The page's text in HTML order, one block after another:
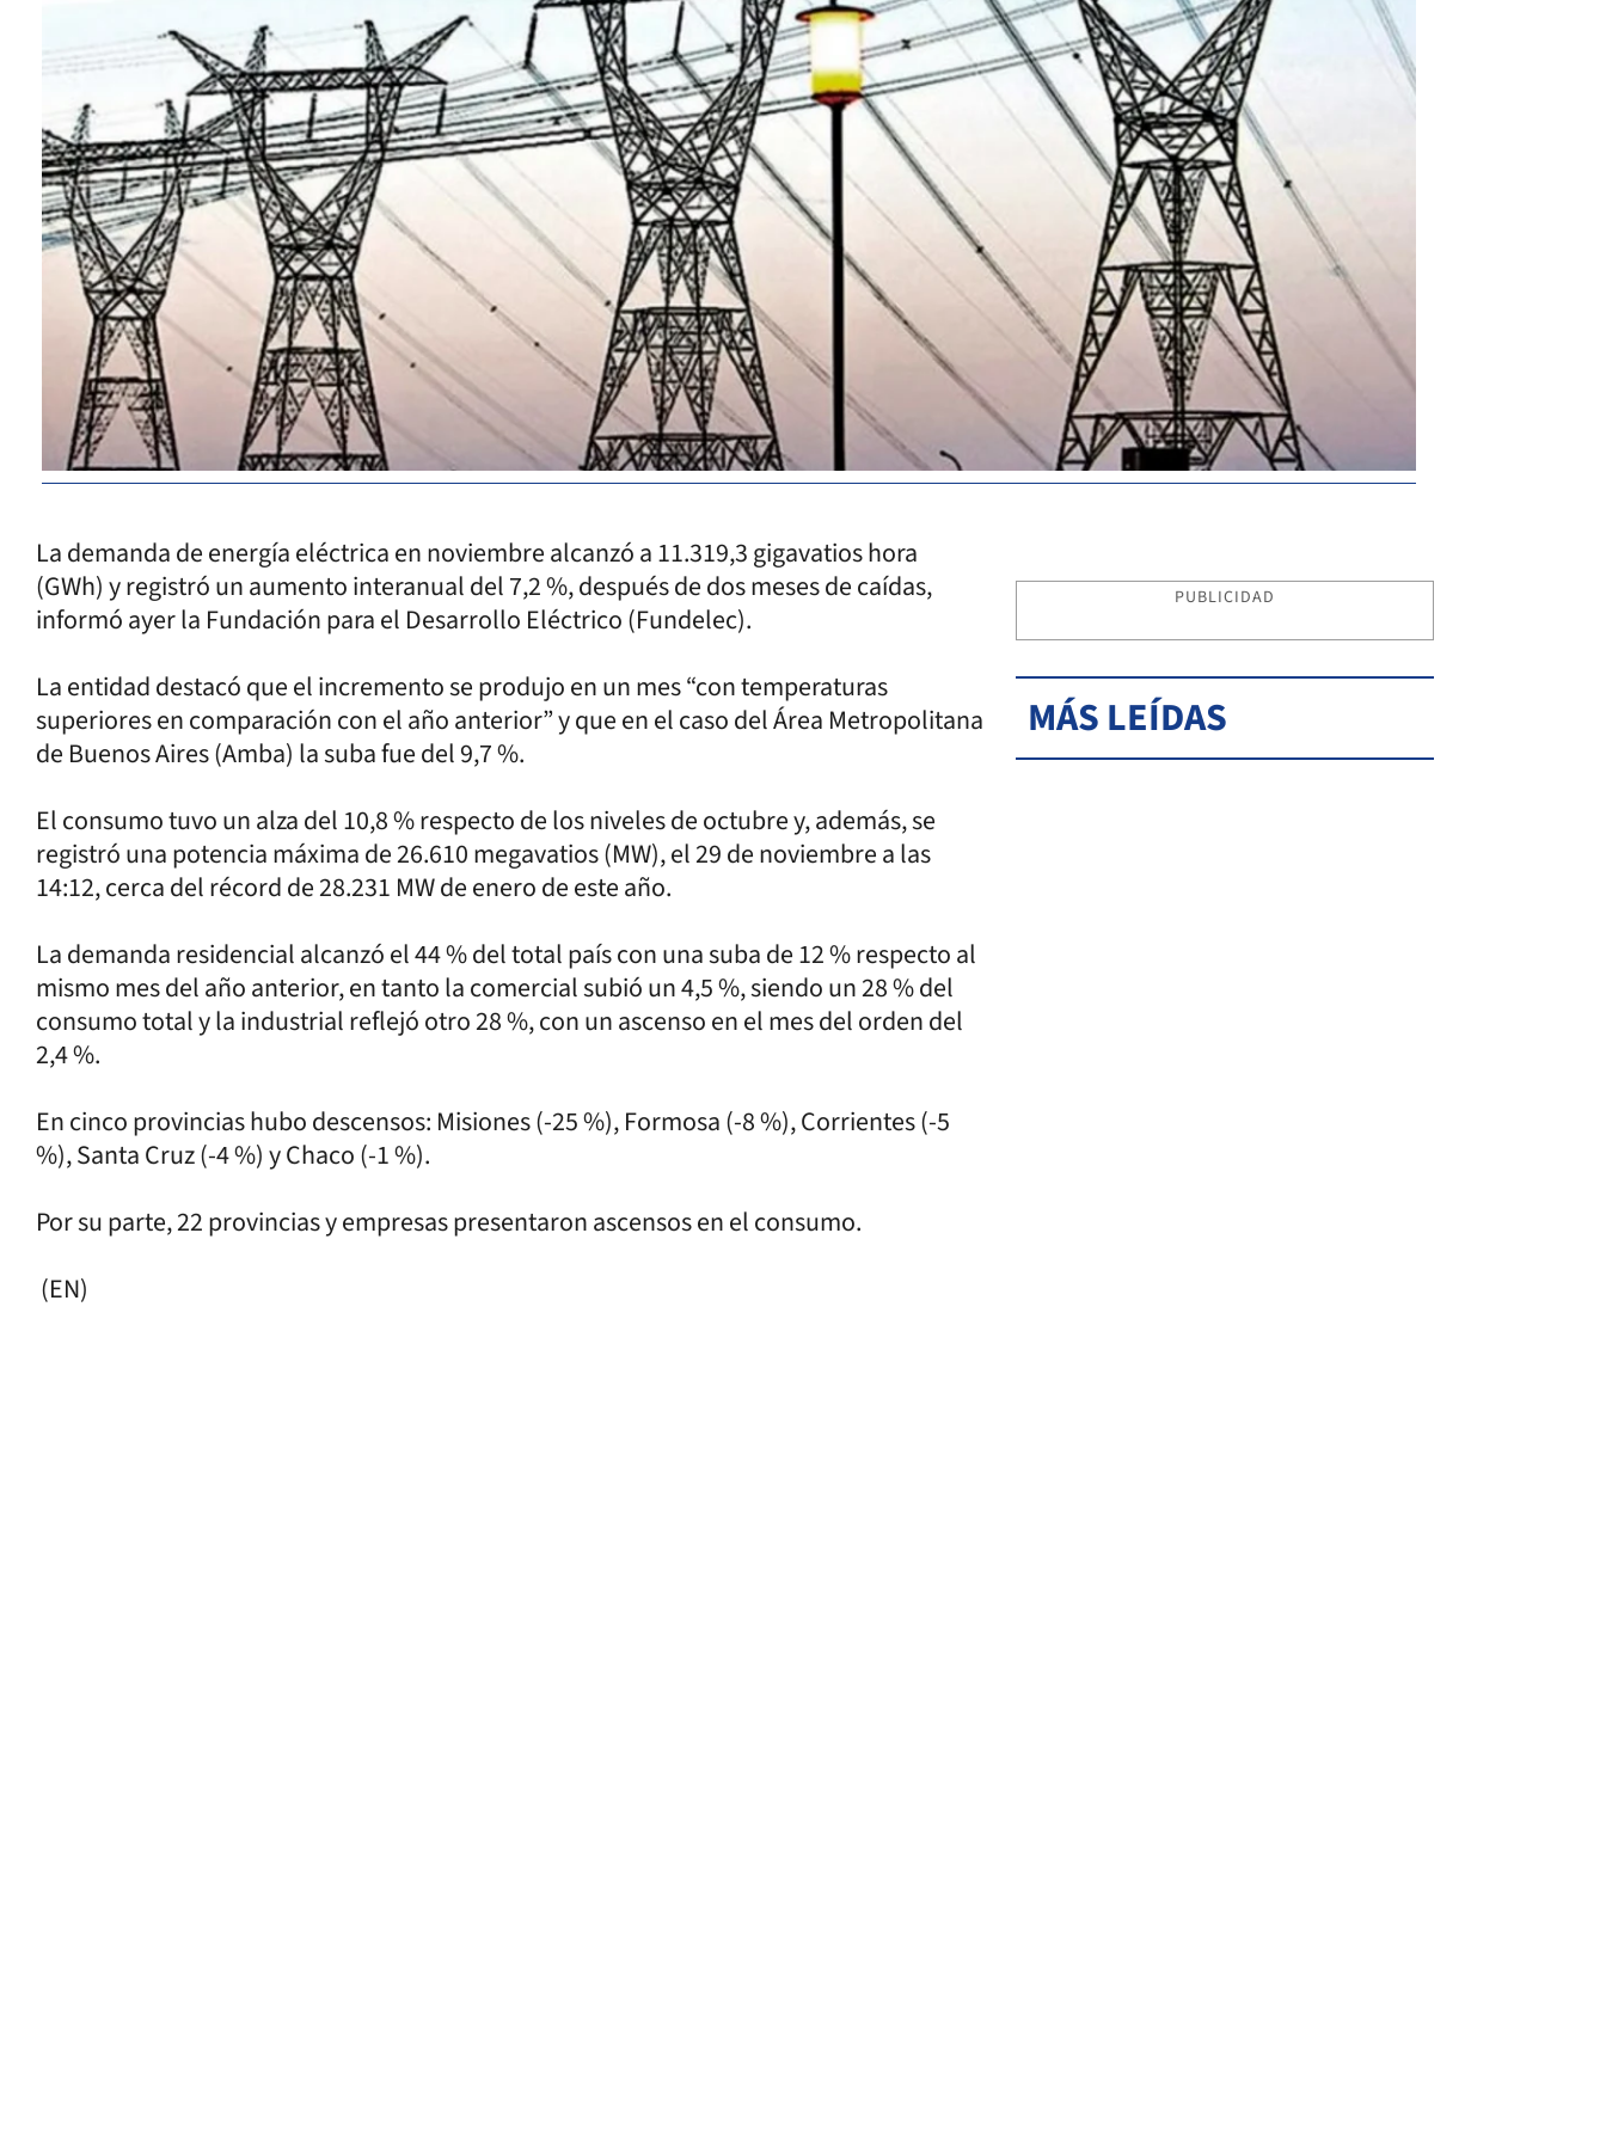
La demanda de energía eléctrica en noviembre alcanzó a 11.319,3 gigavatios hora
(GWh) y registró un aumento interanual del 7,2 %, después de dos meses de caídas,
informó ayer la Fundación para el Desarrollo Eléctrico (Fundelec).
La entidad destacó que el incremento se produjo en un mes “con temperaturas
superiores en comparación con el año anterior” y que en el caso del Área Metropolitana
de Buenos Aires (Amba) la suba fue del 9,7 %.
El consumo tuvo un alza del 10,8 % respecto de los niveles de octubre y, además, se
registró una potencia máxima de 26.610 megavatios (MW), el 29 de noviembre a las
14:12, cerca del récord de 28.231 MW de enero de este año.
La demanda residencial alcanzó el 44 % del total país con una suba de 12 % respecto al
mismo mes del año anterior, en tanto la comercial subió un 4,5 %, siendo un 28 % del
consumo total y la industrial reflejó otro 28 %, con un ascenso en el mes del orden del
2,4 %.
En cinco provincias hubo descensos: Misiones (-25 %), Formosa (-8 %), Corrientes (-5
%), Santa Cruz (-4 %) y Chaco (-1 %).
Por su parte, 22 provincias y empresas presentaron ascensos en el consumo.
(EN)
PUBLICIDAD
MÁS LEÍDAS